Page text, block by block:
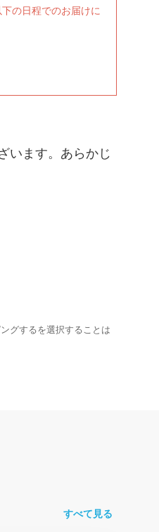
の日程でのお届けに
います。あらかじ
グするを選択することは
すべて見る